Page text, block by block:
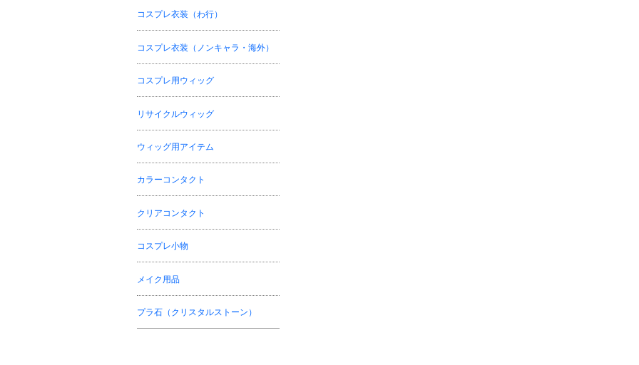
コスプレ衣装（わ行）
コスプレ衣装（ノンキャラ・海外）
コスプレ用ウィッグ
リサイクルウィッグ
ウィッグ用アイテム
カラーコンタクト
クリアコンタクト
コスプレ小物
メイク用品
プラ石（クリスタルストーン）